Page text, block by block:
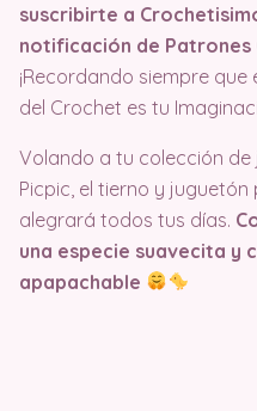
suscribirte a
notificación de Patrones
¡Recordando siempre
del Crochet es tu
Volando a tu colección
Picpic, el tierno y
alegrará todos tus días.
una especie suavecita y
apapachable